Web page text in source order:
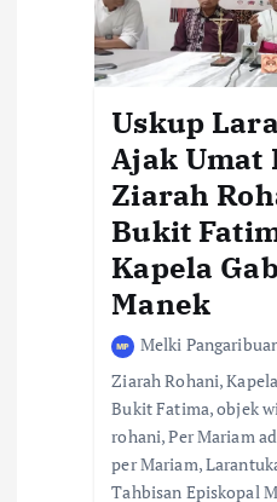
Uskup
Ajak Umat
Ziarah
Bukit
Kapela
Manek
Melki
Ziarah Rohani,
Bukit Fatima, objek
rohani, Per Mariam
per Mariam,
Tahbisan Episkopal